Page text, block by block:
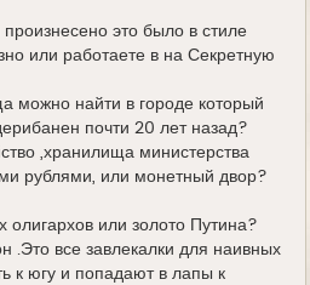
это было в стиле
или работаете в на Секретную
можно найти в городе который
почти 20 лет назад?
,хранилища министерства
рублями, или монетный двор?
или золото Путина?
.Это все завлекалки для наивных
к югу и попадают в лапы к